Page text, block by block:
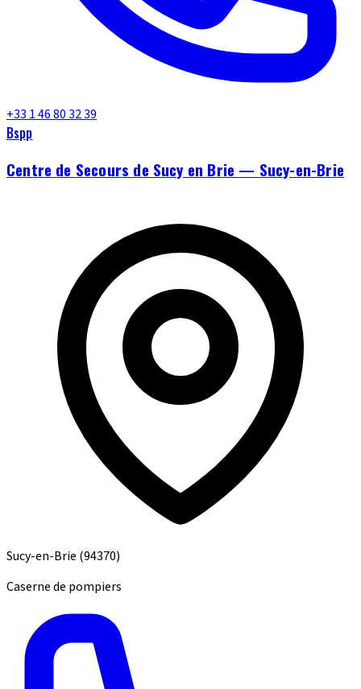
+33 1 46 80 32 39
Bspp
Centre de Secours de Sucy en Brie — Sucy-en-Brie
Sucy-en-Brie (94370)
Caserne de pompiers